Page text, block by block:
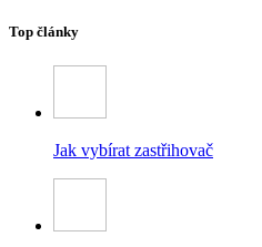
Top články
Jak vybírat zastřihovač